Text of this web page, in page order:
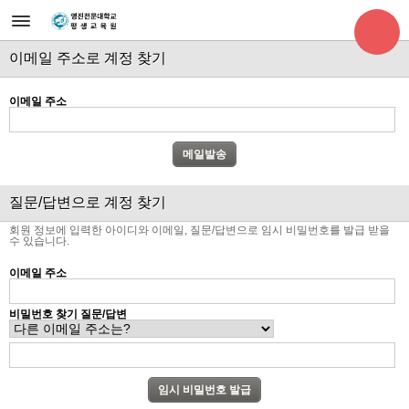
이메일 주소로 계정 찾기
이메일 주소
질문/답변으로 계정 찾기
회원 정보에 입력한 아이디와 이메일, 질문/답변으로 임시 비밀번호를 발급 받을
수 있습니다.
이메일 주소
비밀번호 찾기 질문/답변